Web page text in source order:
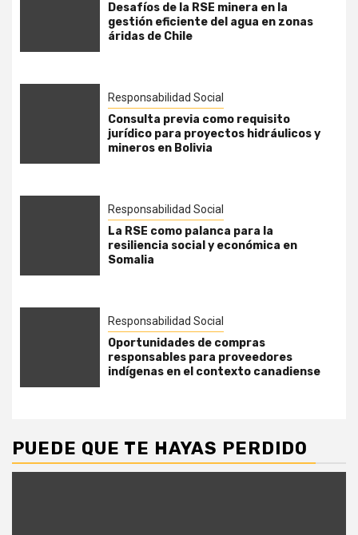
Desafíos de la RSE minera en la
gestión eficiente del agua en zonas
áridas de Chile
Responsabilidad Social
Consulta previa como requisito
jurídico para proyectos hidráulicos y
mineros en Bolivia
Responsabilidad Social
La RSE como palanca para la
resiliencia social y económica en
Somalia
Responsabilidad Social
Oportunidades de compras
responsables para proveedores
indígenas en el contexto canadiense
PUEDE QUE TE HAYAS PERDIDO